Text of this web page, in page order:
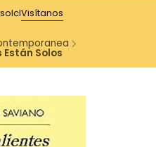
Visítanos
Están Solos